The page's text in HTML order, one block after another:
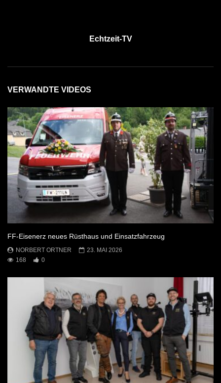
Echtzeit-TV
VERWANDTE VIDEOS
FF-Eisenerz neues Rüsthaus und Einsatzfahrzeug
NORBERT ORTNER
23. MAI 2026
168
0